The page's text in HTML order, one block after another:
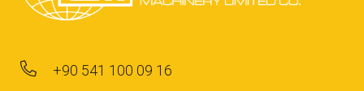
+90 541 100 09 16